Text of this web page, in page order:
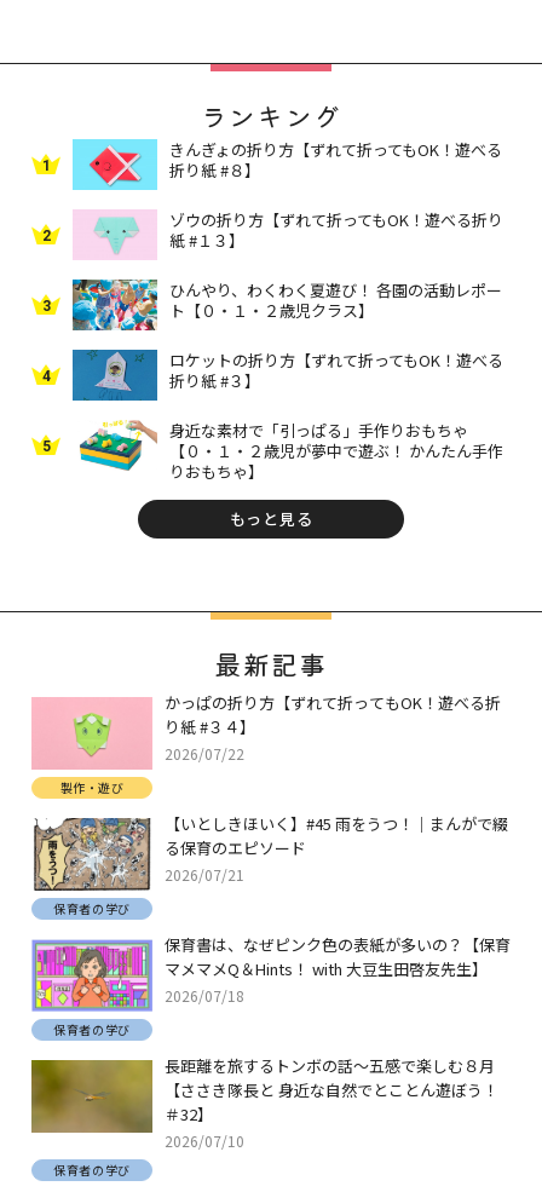
ランキング
1
きんぎょの折り方【ずれて折ってもOK！遊べる
折り紙 #８】
2
ゾウの折り方【ずれて折ってもOK！遊べる折り
紙 #１３】
3
ひんやり、わくわく夏遊び！ 各園の活動レポー
ト【０・１・２歳児クラス】
4
ロケットの折り方【ずれて折ってもOK！遊べる
折り紙 #３】
5
身近な素材で「引っぱる」手作りおもちゃ
【０・１・２歳児が夢中で遊ぶ！ かんたん手作
りおもちゃ】
もっと見る
最新記事
かっぱの折り方【ずれて折ってもOK！遊べる折
り紙 #３４】
2026/07/22
製作・遊び
【いとしきほいく】#45 雨をうつ！｜まんがで綴
る保育のエピソード
2026/07/21
保育者の学び
保育書は、なぜピンク色の表紙が多いの？【保育
マメマメQ＆Hints！ with 大豆生田啓友先生】
2026/07/18
保育者の学び
長距離を旅するトンボの話～五感で楽しむ８月
【ささき隊長と 身近な自然でとことん遊ぼう！
＃32】
2026/07/10
保育者の学び